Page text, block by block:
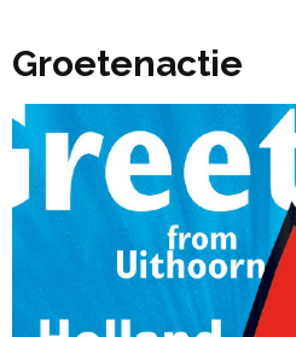
Groetenactie